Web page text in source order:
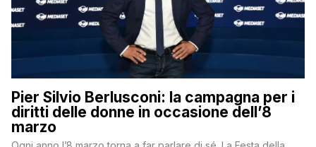
Pier Silvio Berlusconi: la campagna per i
diritti delle donne in occasione dell’8
marzo